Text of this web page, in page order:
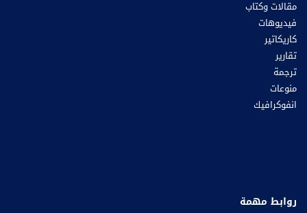
مقالات وكتاب
فيديوهات
كاريكاتير
تقارير
ترجمة
منوعات
انفوكرافيك
روابط مهمة